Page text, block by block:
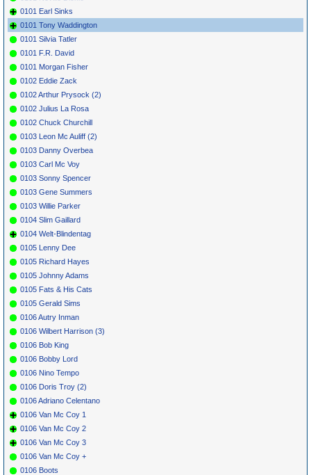
0101 Earl Sinks
0101 Tony Waddington
0101 Silvia Tatler
0101 F.R. David
0101 Morgan Fisher
0102 Eddie Zack
0102 Arthur Prysock (2)
0102 Julius La Rosa
0102 Chuck Churchill
0103 Leon Mc Auliff (2)
0103 Danny Overbea
0103 Carl Mc Voy
0103 Sonny Spencer
0103 Gene Summers
0103 Willie Parker
0104 Slim Gaillard
0104 Welt-Blindentag
0105 Lenny Dee
0105 Richard Hayes
0105 Johnny Adams
0105 Fats & His Cats
0105 Gerald Sims
0106 Autry Inman
0106 Wilbert Harrison (3)
0106 Bob King
0106 Bobby Lord
0106 Nino Tempo
0106 Doris Troy (2)
0106 Adriano Celentano
0106 Van Mc Coy 1
0106 Van Mc Coy 2
0106 Van Mc Coy 3
0106 Van Mc Coy +
0106 Boots